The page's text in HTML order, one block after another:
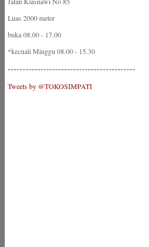
Luas 2000 meter
buka 08.00 - 17.00
*kecuali Minggu 08.00 - 15.30
-------------------------------------------
Tweets by @TOKOSIMPATI